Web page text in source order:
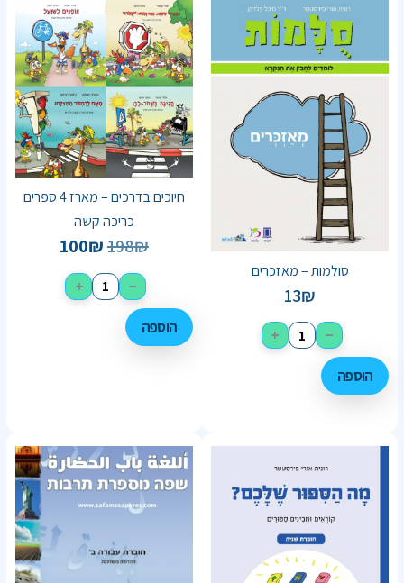
סולמות – מאזכרים
13₪
−
+
הוספה
חיוכים בדרכים – מארז 4 ספרים
כריכה קשה
198₪
100₪
−
+
הוספה